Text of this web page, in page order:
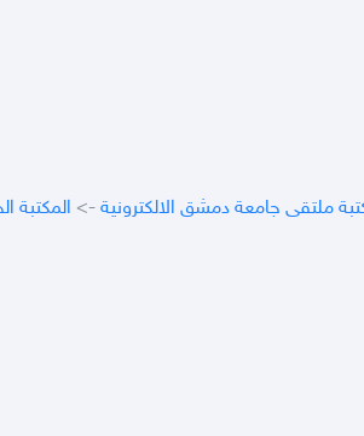
ملتقى جامعة دمشق الالكترونية -> المكتبة